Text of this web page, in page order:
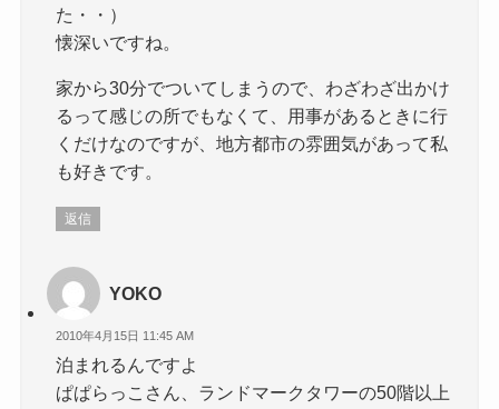
た・・）
懐深いですね。
家から30分でついてしまうので、わざわざ出かけ
るって感じの所でもなくて、用事があるときに行
くだけなのですが、地方都市の雰囲気があって私
も好きです。
返信
YOKO
2010年4月15日 11:45 AM
泊まれるんですよ
ぱぱらっこさん、ランドマークタワーの50階以上